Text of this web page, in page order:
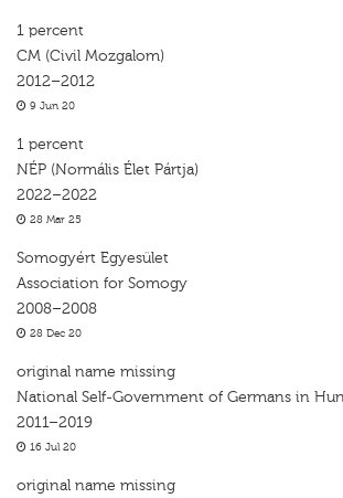
1 percent
CM (Civil Mozgalom)
2012–2012
9 Jun 20
1 percent
NÉP (Normális Élet Pártja)
2022–2022
28 Mar 25
Somogyért Egyesület
Association for Somogy
2008–2008
28 Dec 20
original name missing
National Self-Government of Germans in
2011–2019
16 Jul 20
original name missing